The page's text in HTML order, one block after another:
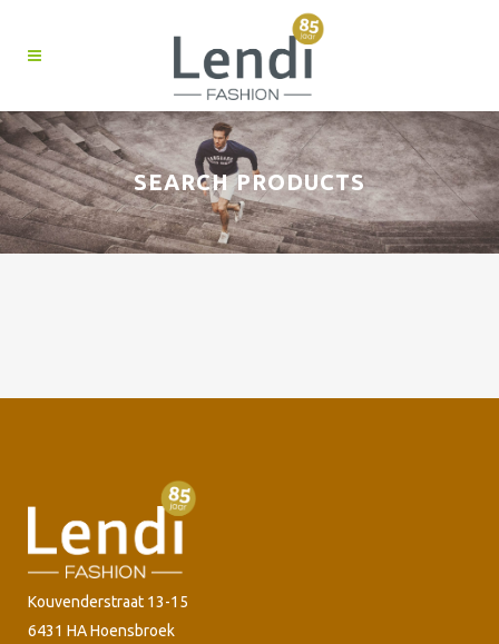
SEARCH PRODUCTS
Kouvenderstraat 13-15
6431 HA Hoensbroek